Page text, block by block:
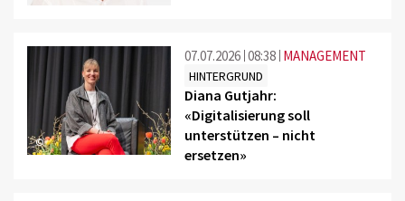
©
07.07.2026 08:38 MANAGEMENT
HINTERGRUND
Diana Gutjahr:
«Digitalisierung soll
unterstützen – nicht
ersetzen»